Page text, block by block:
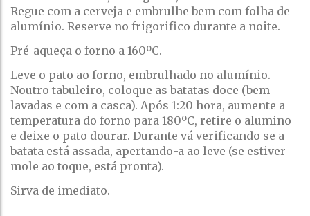
Regue com a cerveja e embrulhe bem com folha de
alumínio. Reserve no frigorifico durante a noite.
Pré-aqueça o forno a 160ºC.
Leve o pato ao forno, embrulhado no alumínio.
Noutro tabuleiro, coloque as batatas doce (bem
lavadas e com a casca). Após 1:20 hora, aumente a
temperatura do forno para 180ºC, retire o alumino
e deixe o pato dourar. Durante vá verificando se a
batata está assada, apertando-a ao leve (se estiver
mole ao toque, está pronta).
Sirva de imediato.